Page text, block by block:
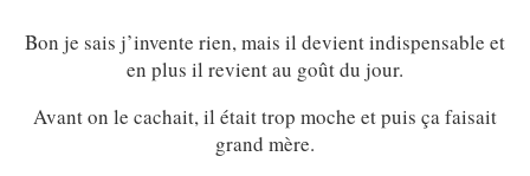
Bon je sais j’invente rien, mais il devient indispensable et
en plus il revient au goût du jour.
Avant on le cachait, il était trop moche et puis ça faisait
grand mère.